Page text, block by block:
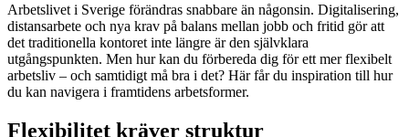
Arbetslivet i Sverige förändras snabbare än någonsin. Digitalisering,
distansarbete och nya krav på balans mellan jobb och fritid gör att
det traditionella kontoret inte längre är den självklara
utgångspunkten. Men hur kan du förbereda dig för ett mer flexibelt
arbetsliv – och samtidigt må bra i det? Här får du inspiration till hur
du kan navigera i framtidens arbetsformer.
Flexibilitet kräver struktur